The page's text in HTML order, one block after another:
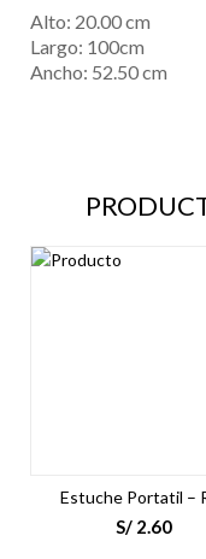
Alto: 20.00 cm
Largo: 100cm
Ancho: 52.50 cm
Estuche Portatil –
S/ 2.60